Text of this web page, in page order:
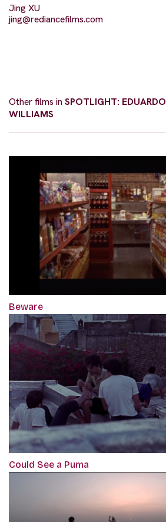
Jing XU
jing@rediancefilms.com
Other films inSPOTLIGHT: EDUARDO
WILLIAMS
Beware
Could See a Puma